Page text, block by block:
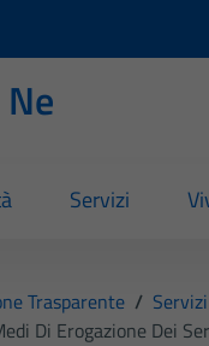
Servizi
Trasparente /
Di Erogazione Dei